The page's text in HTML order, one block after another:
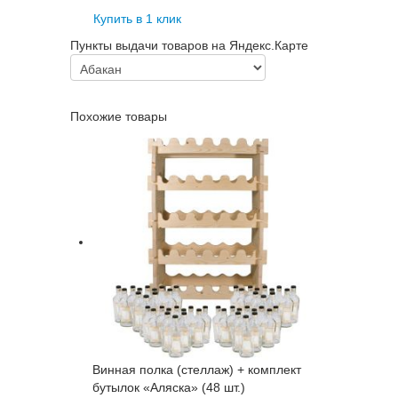
Купить в 1 клик
Пункты выдачи товаров на Яндекс.Карте
Похожие товары
Винная полка (стеллаж) + комплект
бутылок «Аляска» (48 шт.)